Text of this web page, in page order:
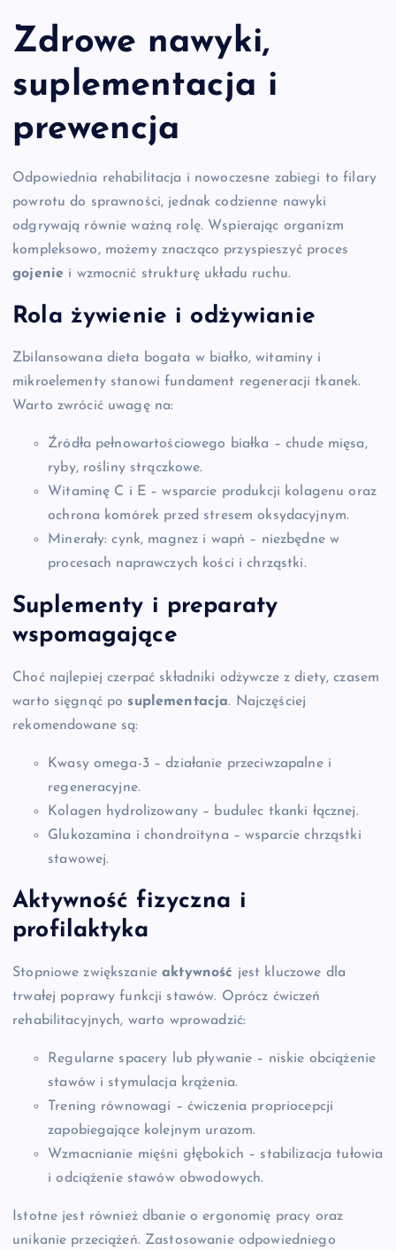
Zdrowe nawyki,
suplementacja i
prewencja
Odpowiednia rehabilitacja i nowoczesne zabiegi to filary
powrotu do sprawności, jednak codzienne nawyki
odgrywają równie ważną rolę. Wspierając organizm
kompleksowo, możemy znacząco przyspieszyć proces
gojenie i wzmocnić strukturę układu ruchu.
Rola żywienie i odżywianie
Zbilansowana dieta bogata w białko, witaminy i
mikroelementy stanowi fundament regeneracji tkanek.
Warto zwrócić uwagę na:
Źródła pełnowartościowego białka – chude mięsa,
ryby, rośliny strączkowe.
Witaminę C i E – wsparcie produkcji kolagenu oraz
ochrona komórek przed stresem oksydacyjnym.
Minerały: cynk, magnez i wapń – niezbędne w
procesach naprawczych kości i chrząstki.
Suplementy i preparaty
wspomagające
Choć najlepiej czerpać składniki odżywcze z diety, czasem
warto sięgnąć po suplementacja. Najczęściej
rekomendowane są:
Kwasy omega-3 – działanie przeciwzapalne i
regeneracyjne.
Kolagen hydrolizowany – budulec tkanki łącznej.
Glukozamina i chondroityna – wsparcie chrząstki
stawowej.
Aktywność fizyczna i
profilaktyka
Stopniowe zwiększanieaktywność jest kluczowe dla
trwałej poprawy funkcji stawów. Oprócz ćwiczeń
rehabilitacyjnych, warto wprowadzić:
Regularne spacery lub pływanie – niskie obciążenie
stawów i stymulacja krążenia.
Trening równowagi – ćwiczenia propriocepcji
zapobiegające kolejnym urazom.
Wzmacnianie mięśni głębokich – stabilizacja tułowia
i odciążenie stawów obwodowych.
Istotne jest również dbanie o ergonomię pracy oraz
unikanie przeciążeń. Zastosowanie odpowiedniego